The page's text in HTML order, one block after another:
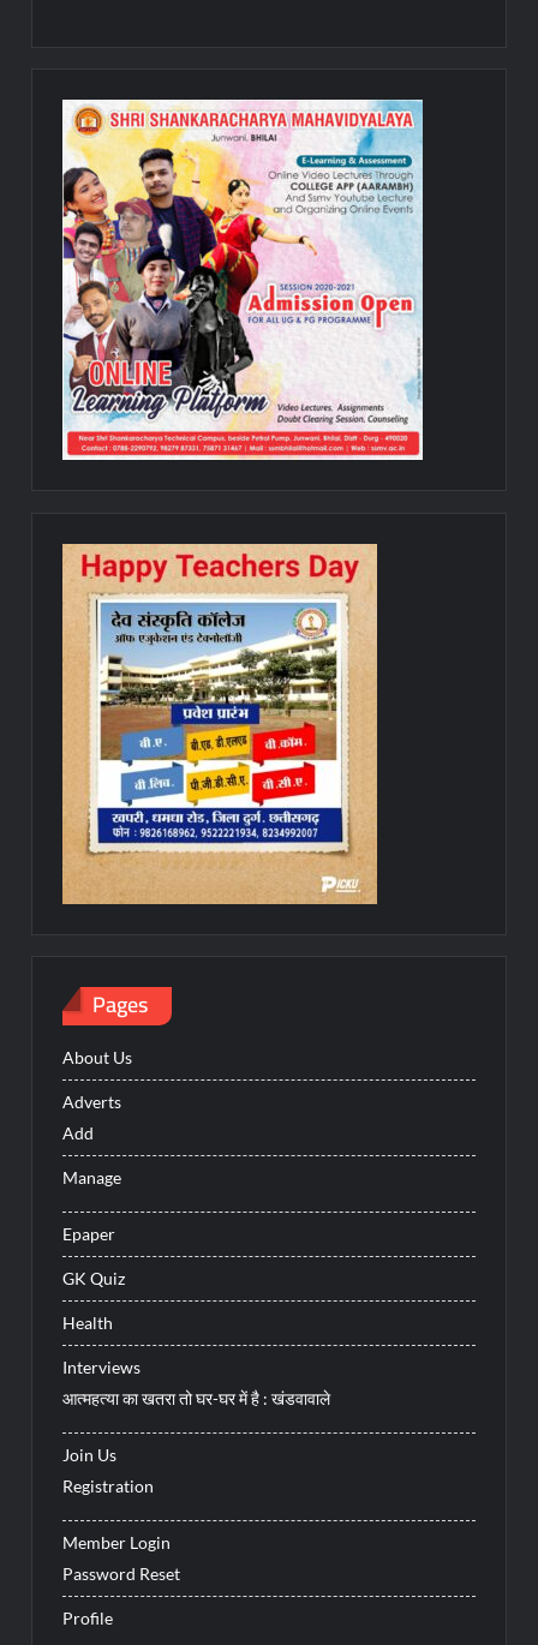
Pages
About Us
Adverts
Add
Manage
Epaper
GK Quiz
Health
Interviews
आत्महत्या का खतरा तो घर-घर में है : खंडवावाले
Join Us
Registration
Member Login
Password Reset
Profile